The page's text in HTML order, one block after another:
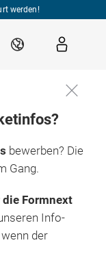
werden!
DE
bewerben? Die
Gang.
Formnext
Info-
der